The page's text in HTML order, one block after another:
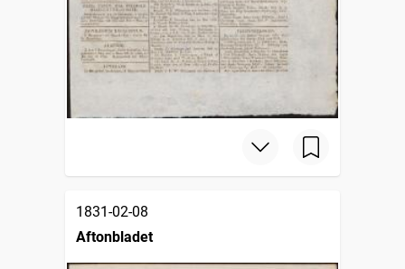
1831-02-08
Aftonbladet